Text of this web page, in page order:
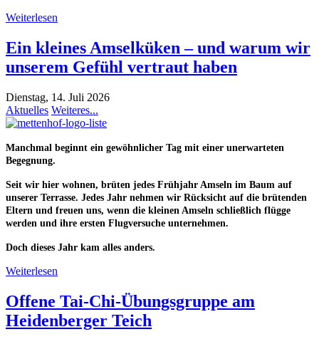
Weiterlesen
Ein kleines Amselküken – und warum wir
unserem Gefühl vertraut haben
Dienstag, 14. Juli 2026
Aktuelles Weiteres...
Manchmal beginnt ein gewöhnlicher Tag mit einer unerwarteten
Begegnung.
Seit wir hier wohnen, brüten jedes Frühjahr Amseln im Baum auf
unserer Terrasse. Jedes Jahr nehmen wir Rücksicht auf die brütenden
Eltern und freuen uns, wenn die kleinen Amseln schließlich flügge
werden und ihre ersten Flugversuche unternehmen.
Doch dieses Jahr kam alles anders.
Weiterlesen
Offene Tai-Chi-Übungsgruppe am
Heidenberger Teich